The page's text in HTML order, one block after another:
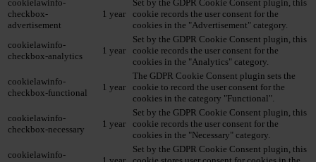
cookielawinfo-
checkbox-
advertisement
1 year
Set by the GDPR Cookie Consent plugin, this
cookie records the user consent for the
cookies in the "Advertisement" category.
cookielawinfo-
checkbox-analytics
1 year
Set by the GDPR Cookie Consent plugin, this
cookie records the user consent for the
cookies in the "Analytics" category.
cookielawinfo-
checkbox-functional
1 year
The GDPR Cookie Consent plugin sets the
cookie to record the user consent for the
cookies in the category "Functional".
cookielawinfo-
checkbox-necessary
1 year
Set by the GDPR Cookie Consent plugin, this
cookie records the user consent for the
cookies in the "Necessary" category.
cookielawinfo-
Set by the GDPR Cookie Consent plugin, this